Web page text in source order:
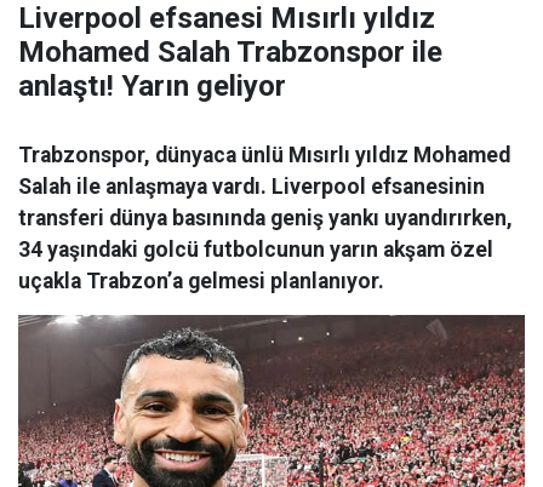
Liverpool efsanesi Mısırlı yıldız
Mohamed Salah Trabzonspor ile
anlaştı! Yarın geliyor
Trabzonspor, dünyaca ünlü Mısırlı yıldız Mohamed
Salah ile anlaşmaya vardı. Liverpool efsanesinin
transferi dünya basınında geniş yankı uyandırırken,
34 yaşındaki golcü futbolcunun yarın akşam özel
uçakla Trabzon’a gelmesi planlanıyor.